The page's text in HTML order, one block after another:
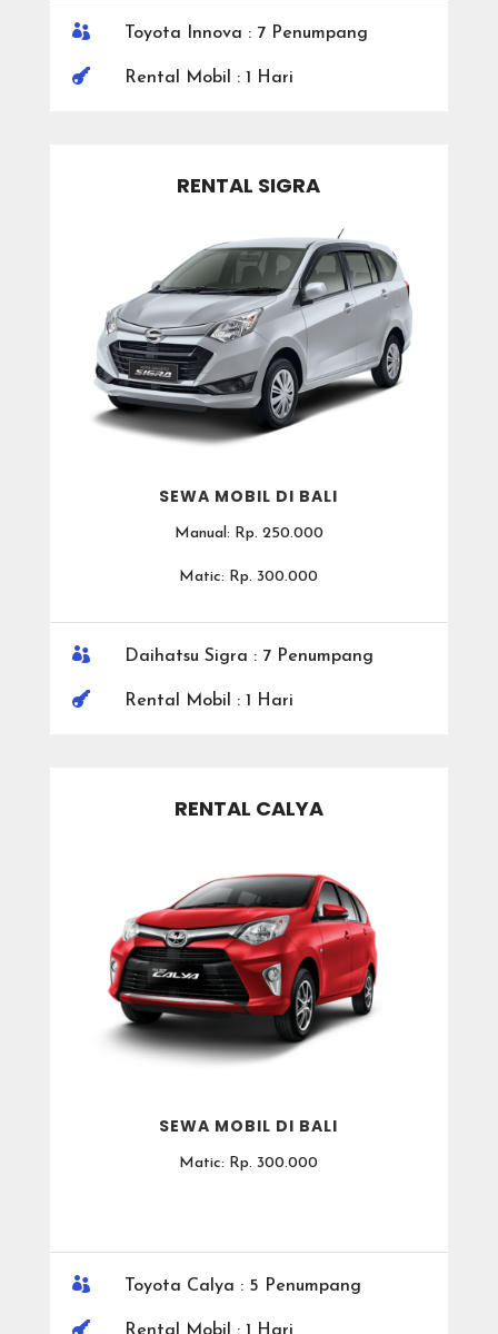
 Toyota Innova : 7 Penumpang
 Rental Mobil : 1 Hari
RENTAL SIGRA
SEWA MOBIL DI BALI
Manual: Rp. 250.000
Matic: Rp. 300.000
 Daihatsu Sigra : 7 Penumpang
 Rental Mobil : 1 Hari
RENTAL CALYA
SEWA MOBIL DI BALI
Matic: Rp. 300.000
 Toyota Calya : 5 Penumpang
 Rental Mobil : 1 Hari